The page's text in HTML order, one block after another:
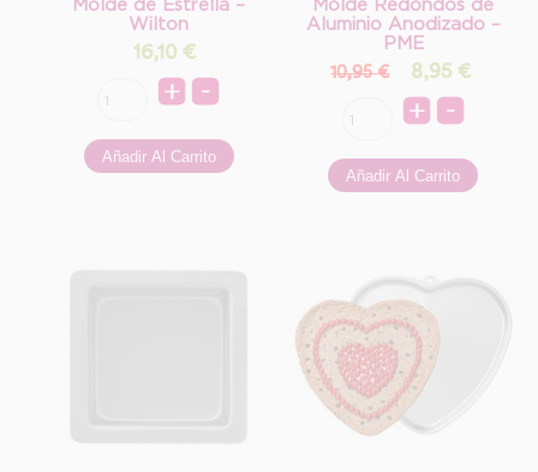
Wilton
16,10 €
Aluminio Anodizado –
PME
10,95 € 8,95 €